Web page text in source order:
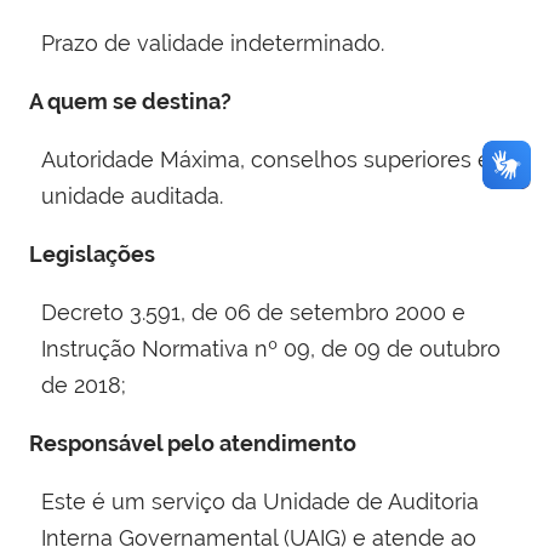
Prazo de validade indeterminado.
A quem se destina?
Autoridade Máxima, conselhos superiores e
unidade auditada.
Legislações
Decreto 3.591, de 06 de setembro 2000 e
Instrução Normativa nº 09, de 09 de outubro
de 2018;
Responsável pelo atendimento
Este é um serviço da Unidade de Auditoria
Interna Governamental (UAIG) e atende ao